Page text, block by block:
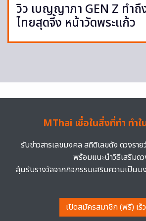
วิว เบญญาภา GEN Z ทำ
ไทยสุดจึ้ง หน้าวัดพระแก้ว
MThai เชื่อในสิ่งที่ทำ ทำใ
รับข่าวสารเลขมงคล สถิติเลขดัง ดวงรา
พร้อมแนะนำวิธีเสริมด
ลุ้นรับรางวัลจากกิจกรรมเสริมความเป็นม
เปิดสมัครสมาชิก (ฟรี) เร็